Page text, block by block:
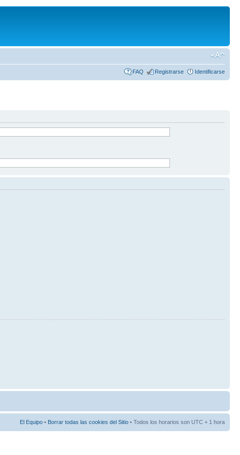
FAQ Registrarse Identificarse
El Equipo • Borrar todas las cookies del Sitio • Todos los horarios son UTC + 1 hora